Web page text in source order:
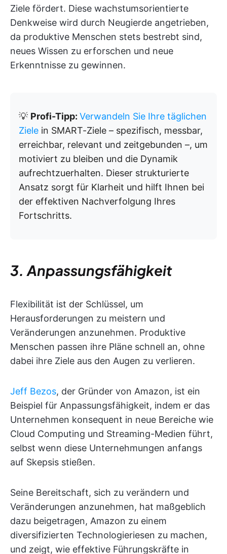
Ziele fördert. Diese wachstumsorientierte
Denkweise wird durch Neugierde angetrieben,
da produktive Menschen stets bestrebt sind,
neues Wissen zu erforschen und neue
Erkenntnisse zu gewinnen.
💡 Profi-Tipp: Verwandeln Sie Ihre täglichen
Ziele in SMART-Ziele – spezifisch, messbar,
erreichbar, relevant und zeitgebunden –, um
motiviert zu bleiben und die Dynamik
aufrechtzuerhalten. Dieser strukturierte
Ansatz sorgt für Klarheit und hilft Ihnen bei
der effektiven Nachverfolgung Ihres
Fortschritts.
3. Anpassungsfähigkeit
Flexibilität ist der Schlüssel, um
Herausforderungen zu meistern und
Veränderungen anzunehmen. Produktive
Menschen passen ihre Pläne schnell an, ohne
dabei ihre Ziele aus den Augen zu verlieren.
Jeff Bezos, der Gründer von Amazon, ist ein
Beispiel für Anpassungsfähigkeit, indem er das
Unternehmen konsequent in neue Bereiche wie
Cloud Computing und Streaming-Medien führt,
selbst wenn diese Unternehmungen anfangs
auf Skepsis stießen.
Seine Bereitschaft, sich zu verändern und
Veränderungen anzunehmen, hat maßgeblich
dazu beigetragen, Amazon zu einem
diversifizierten Technologieriesen zu machen,
und zeigt, wie effektive Führungskräfte in